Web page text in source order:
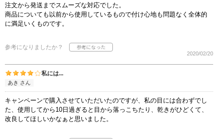
注文から発送までスムーズな対応でした。
商品についても以前から使用しているもので付け心地も問題なく全体的
に満足いくものです。
参考になりましたか？
2020/02/20
私には...
あき さん
キャンペーンで購入させていただいたのですが、私の目には合わずでし
た、使用してから10日過ぎると目から落っこちたり、乾きがひどくて、
改良してほしいかなぁと思いました。